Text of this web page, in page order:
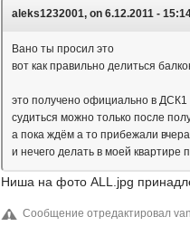
aleks1232001, on 6.12.2011 -
Вано ты просил это
вот как правильно делиться
это получено официально в ДСК1
судиться можно только после
а пока ждём а то прибежали вчера
и нечего делать в моей квартире
Ниша на фото ALL.jpg
Сообщение отредактировал